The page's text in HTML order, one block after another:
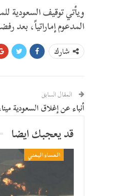
ويأتي توقيف السعودية
المدعوم إماراتياً،
شارك
المقال السابق
أنباء عن إغلاق السعودية
قد يعجبك ايضا
المساء اليمني